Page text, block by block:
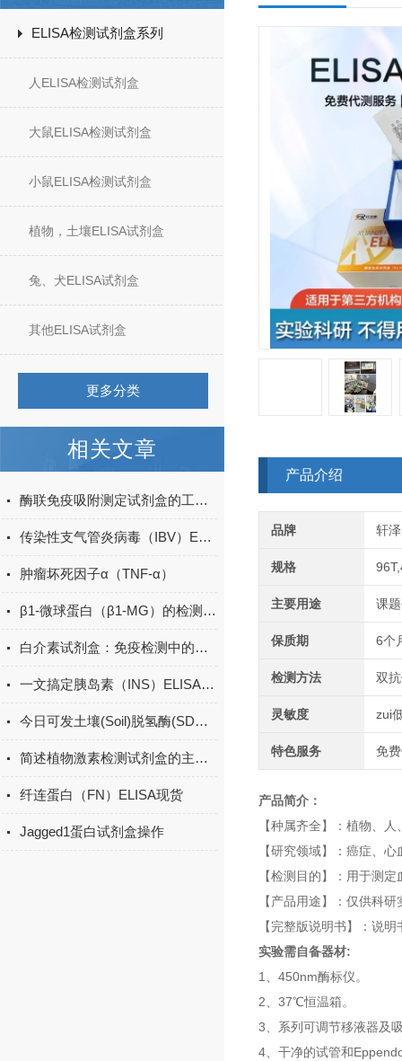
ELISA检测试剂盒系列
人ELISA检测试剂盒
大鼠ELISA检测试剂盒
小鼠ELISA检测试剂盒
植物，土壤ELISA试剂盒
兔、犬ELISA试剂盒
其他ELISA试剂盒
更多分类
相关文章
酶联免疫吸附测定试剂盒的工作原理与应用
传染性支气管炎病毒（IBV）ELISA定性
肿瘤坏死因子α（TNF-α）
β1-微球蛋白（β1-MG）的检测方法有哪些？
白介素试剂盒：免疫检测中的关键工具
一文搞定胰岛素（INS）ELISA试剂盒的操作方法
今日可发土壤(Soil)脱氢酶(SDHA)ELISA检测试剂盒＠科研
简述植物激素检测试剂盒的主要用途
纤连蛋白（FN）ELISA现货
Jagged1蛋白试剂盒操作
产品介绍
品牌 轩
规格
主要用途 课
保质期 6个
检测方法 双
灵敏度 zui
特色服务 免
产品简介：
【种属齐全】：植物、
【研究领域】：癌症、
【检测目的】：用于测
【产品用途】：仅供科
【完整版说明书】：说
实验需自备器材:
1、450nm酶标仪。
2、37℃恒温箱。
3、系列可调节移液器及
4、干净的试管和